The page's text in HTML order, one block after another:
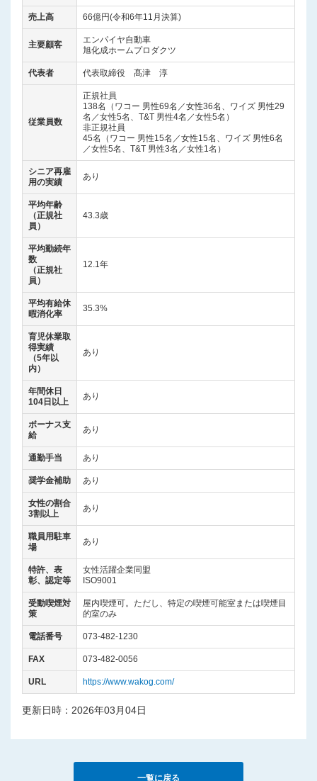
売上高 66億円(令和6年11月決算)
主要顧客
エンパイヤ自動車
旭化成ホームプロダクツ
代表者 代表取締役 髙津 淳
従業員数
正規社員
138名（ワコー 男性69名／女性36名、ワイズ 男性29
名／女性5名、T&T 男性4名／女性5名）
非正規社員
45名（ワコー 男性15名／女性15名、ワイズ 男性6名
／女性5名、T&T 男性3名／女性1名）
シニア再雇
用の実績
あり
平均年齢
（正規社
員）
43.3歳
平均勤続年
数
（正規社
員）
12.1年
平均有給休
暇消化率
35.3%
育児休業取
得実績
（5年以
内）
あり
年間休日
104日以上
あり
ボーナス支
給
あり
通勤手当 あり
奨学金補助 あり
女性の割合
3割以上
あり
職員用駐車
場
あり
特許、表
彰、認定等
女性活躍企業同盟
ISO9001
受動喫煙対
策
屋内喫煙可。ただし、特定の喫煙可能室または喫煙目
的室のみ
電話番号 073-482-1230
FAX 073-482-0056
URL https://www.wakog.com/
更新日時：2026年03月04日
一覧に戻る